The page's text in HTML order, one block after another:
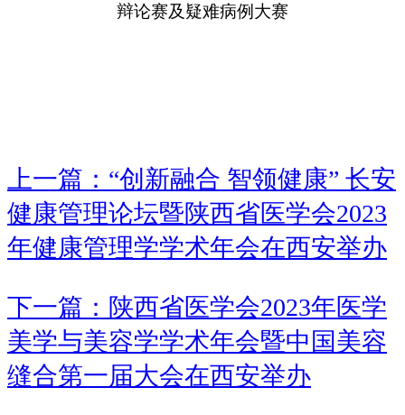
辩论赛及疑难病例大赛
上一篇：“创新融合 智领健康” 长安
健康管理论坛暨陕西省医学会2023
年健康管理学学术年会在西安举办
下一篇：陕西省医学会2023年医学
美学与美容学学术年会暨中国美容
缝合第一届大会在西安举办